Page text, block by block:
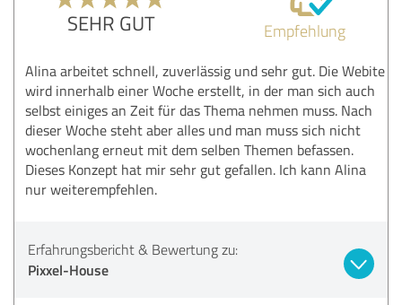
SEHR GUT Empfehlung
Alina arbeitet schnell, zuverlässig und sehr gut. Die Webite
wird innerhalb einer Woche erstellt, in der man sich auch
selbst einiges an Zeit für das Thema nehmen muss. Nach
dieser Woche steht aber alles und man muss sich nicht
wochenlang erneut mit dem selben Themen befassen.
Dieses Konzept hat mir sehr gut gefallen. Ich kann Alina
nur weiterempfehlen.
Erfahrungsbericht & Bewertung zu:
Pixxel-House